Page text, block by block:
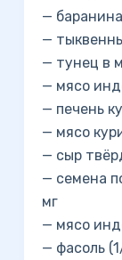
—
—
— тунец в
— мясо
— печень
— мясо
— сыр
— семена
мг
— мясо
— фасоль